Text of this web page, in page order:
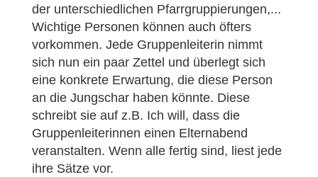
der unterschiedlichen Pfarrgruppierungen,...
Wichtige Personen können auch öfters
vorkommen. Jede Gruppenleiterin nimmt
sich nun ein paar Zettel und überlegt sich
eine konkrete Erwartung, die diese Person
an die Jungschar haben könnte. Diese
schreibt sie auf z.B. Ich will, dass die
Gruppenleiterinnen einen Elternabend
veranstalten. Wenn alle fertig sind, liest jede
ihre Sätze vor.